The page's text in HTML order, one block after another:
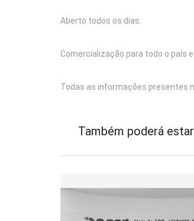
Aberto todos os dias.
Comercialização para todo o país
Todas as informações presentes
Também poderá